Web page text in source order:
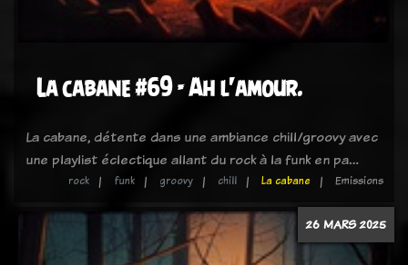
La cabane #69 - Ah l'amour.
La cabane, détente dans une ambiance chill/groovy avec
une playlist éclectique allant du rock à la funk en pa…
rock funk groovy chill La cabane Emissions
26 MARS 2025